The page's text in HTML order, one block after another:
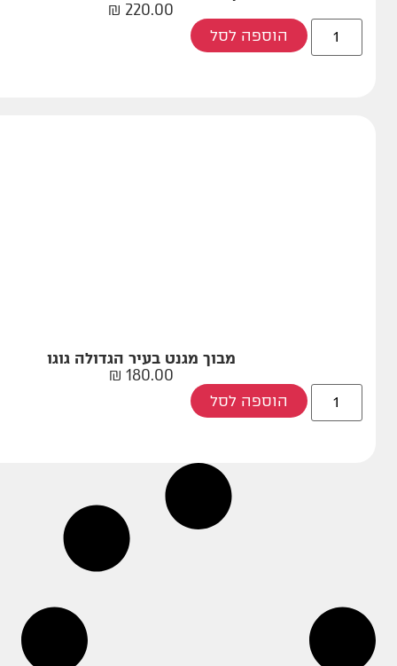
220.00
₪
הוספה לסל
מבוך מגנט בעיר הגדולה גוגו
180.00
₪
הוספה לסל